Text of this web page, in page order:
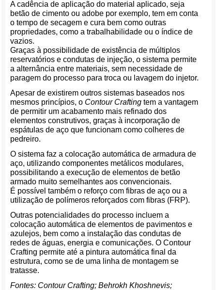
A cadência de aplicação do material aplicado, seja
betão de cimento ou adobe por exemplo, tem em conta
o tempo de secagem e cura bem como outras
propriedades, como a trabalhabilidade ou o índice de
vazios.
Graças à possibilidade de existência de múltiplos
reservatórios e condutas de injeção, o sistema permite
a alternância entre materiais, sem necessidade de
paragem do processo para troca ou lavagem do injetor.
Apesar de existirem outros sistemas baseados nos
mesmos princípios, o Contour Crafting tem a vantagem
de permitir um acabamento mais refinado dos
elementos construtivos, graças à incorporação de
espátulas de aço que funcionam como colheres de
pedreiro.
O sistema faz a colocação automática de armadura de
aço, utilizando componentes metálicos modulares,
possibilitando a execução de elementos de betão
armado muito semelhantes aos convencionais.
É possível também o reforço com fibras de aço ou a
utilização de polímeros reforçados com fibras (FRP).
Outras potencialidades do processo incluem a
colocação automática de elementos de pavimentos e
azulejos, bem como a instalação das condutas de
redes de águas, energia e comunicações. O Contour
Crafting permite até a pintura automática final da
estrutura, como se de uma linha de montagem se
tratasse.
Fontes: Contour Crafting; Behrokh Khoshnevis;